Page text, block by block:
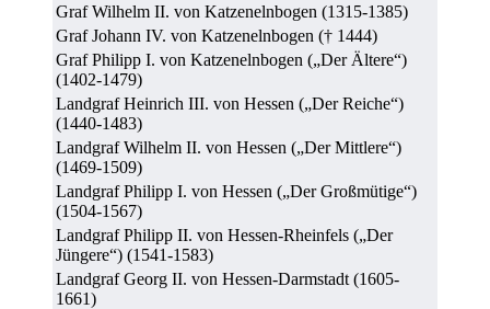
Graf Wilhelm II. von Katzenelnbogen (1315-1385)
Graf Johann IV. von Katzenelnbogen († 1444)
Graf Philipp I. von Katzenelnbogen („Der Ältere“)
(1402-1479)
Landgraf Heinrich III. von Hessen („Der Reiche“)
(1440-1483)
Landgraf Wilhelm II. von Hessen („Der Mittlere“)
(1469-1509)
Landgraf Philipp I. von Hessen („Der Großmütige“)
(1504-1567)
Landgraf Philipp II. von Hessen-Rheinfels („Der
Jüngere“) (1541-1583)
Landgraf Georg II. von Hessen-Darmstadt (1605-
1661)